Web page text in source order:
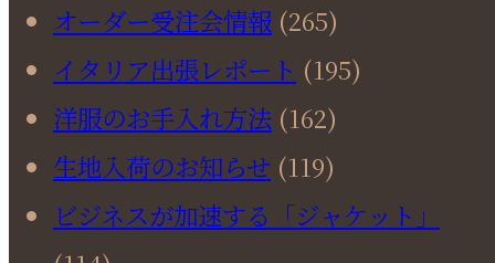
オーダー受注会情報 (265)
イタリア出張レポート (195)
洋服のお手入れ方法 (162)
生地入荷のお知らせ (119)
ビジネスが加速する「ジャケット」